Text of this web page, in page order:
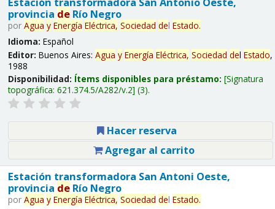
provincia deRío Negro
por Agua y Energía Eléctrica, Sociedad del Estado.
Idioma: Español
Editor: Buenos Aires: Agua y Energía Eléctrica, Sociedad del Estado,
1988
Disponibilidad: Ítems disponibles para préstamo: Signatura
topográfica: 621.374.5/A282/v.2 (3).
Hacer reserva
Agregar al carrito
Estación transformadora San Antoni Oeste,
provincia deRío Negro
por Agua y Energía Eléctrica, Sociedad del Estado.